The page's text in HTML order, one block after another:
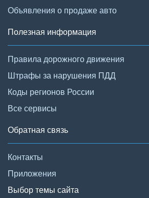
Объявления о продаже авто
Полезная информация
Правила дорожного движения
Штрафы за нарушения ПДД
Коды регионов России
Все сервисы
Обратная связь
Контакты
Приложения
Выбор темы сайта